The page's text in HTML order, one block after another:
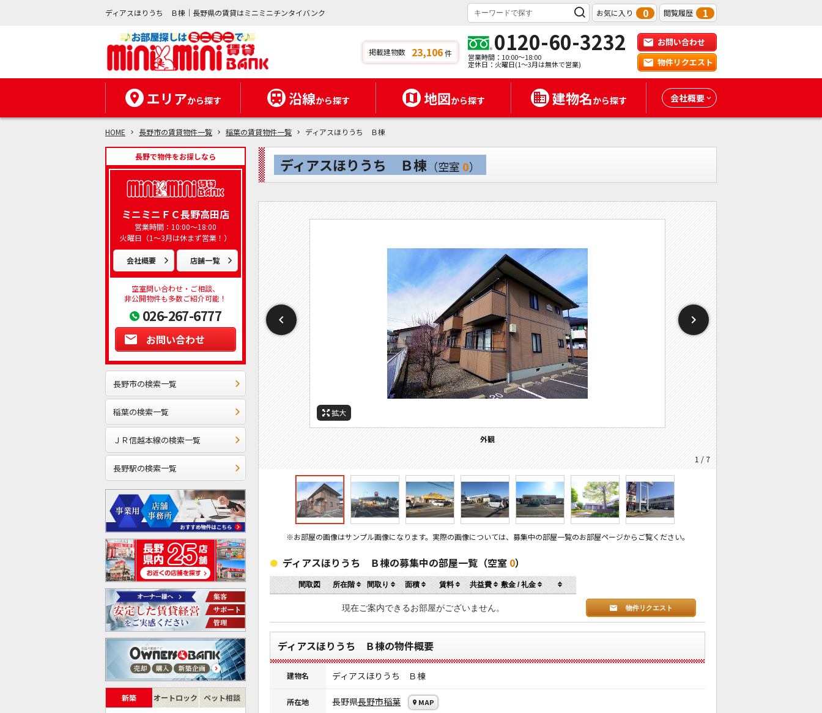
ディアスほりうち Ｂ棟｜長野県の賃貸はミニミニチンタイバンク お気に入り 0 閲覧履歴 1
掲載建物数 23,106件 0120-60-3232
営業時間：10:00～18:00
定休日：火曜日(1～3月は無休で営業)
お問い合わせ
物件リクエスト
エリアから探す 沿線から探す 地図から探す 建物名から探す 会社概要
HOME 長野市の賃貸物件一覧 稲葉の賃貸物件一覧 ディアスほりうち Ｂ棟
長野で物件をお探しなら
ミニミニＦＣ長野高田店
営業時間：10:00～18:00
火曜日（1～3月は休まず営業！）
会社概要 店舗一覧
空室問い合わせ・ご相談、
非公開物件も多数ご紹介可能！
026-267-6777
お問い合わせ
長野市の検索一覧
稲葉の検索一覧
ＪＲ信越本線の検索一覧
長野駅の検索一覧
新築 オートロック ペット相談
ディアスほりうち Ｂ棟 （空室 0）
拡大
外観
1 / 7
拡大
周辺施設：ホームセンター
拡大
周辺施設：ドラックストア
拡大
周辺施設：コンビニ
拡大
周辺施設：スーパー
拡大
周辺施設：中学校
学区はご確認ください
拡大
※お部屋の画像はサンプル画像になります。実際の画像については、募集中の部屋一覧のお部屋ページからご覧ください。
ディアスほりうち Ｂ棟の募集中の部屋一覧（空室 0）
間取図 所在階 間取り 面積 賃料 共益費 敷金 / 礼金
現在ご案内できるお部屋がございません。 物件リクエスト
ディアスほりうち Ｂ棟の物件概要
建物名 ディアスほりうち Ｂ棟
所在地 長野県長野市稲葉 MAP